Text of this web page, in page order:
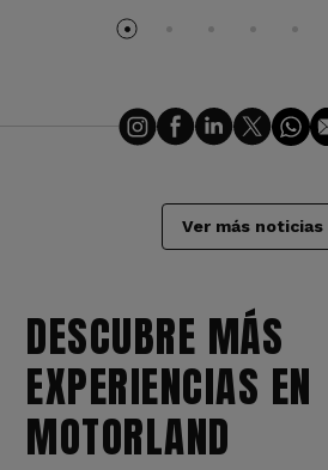
Ver más noticias
DESCUBRE MÁS
EXPERIENCIAS EN
MOTORLAND